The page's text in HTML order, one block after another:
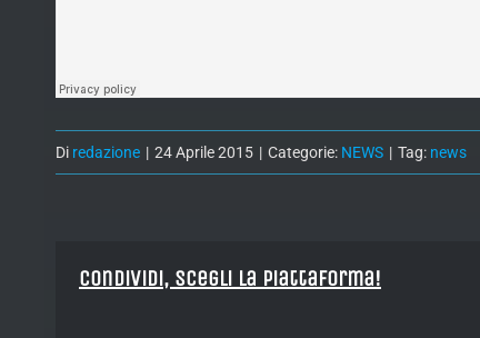
Di redazione | 24 Aprile 2015 | Categorie: NEWS | Tag: news
Condividi, Scegli la piattaforma!